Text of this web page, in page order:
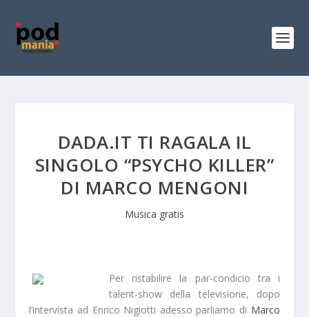
DADA.IT TI RAGALA IL
SINGOLO “PSYCHO KILLER”
DI MARCO MENGONI
Musica gratis
Per ristabilire la par-condicio tra i
talent-show della televisione, dopo
l’intervista ad Enrico Nigiotti adesso parliamo di Marco